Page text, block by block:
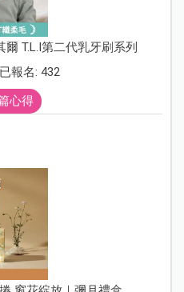
爾 T.L.I第二代乳牙刷系列
報名: 432
心得